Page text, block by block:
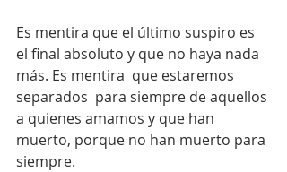
Es mentira que el último suspiro es
el final absoluto y que no haya nada
más. Es mentira  que estaremos
separados  para siempre de aquellos
a quienes amamos y que han
muerto, porque no han muerto para
siempre.